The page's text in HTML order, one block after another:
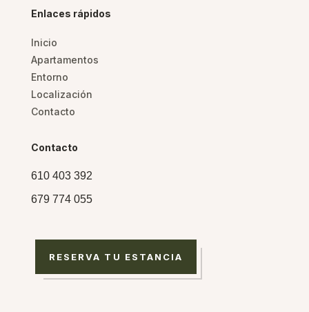
Enlaces rápidos
Inicio
Apartamentos
Entorno
Localización
Contacto
Contacto
610 403 392
679 774 055
RESERVA TU ESTANCIA